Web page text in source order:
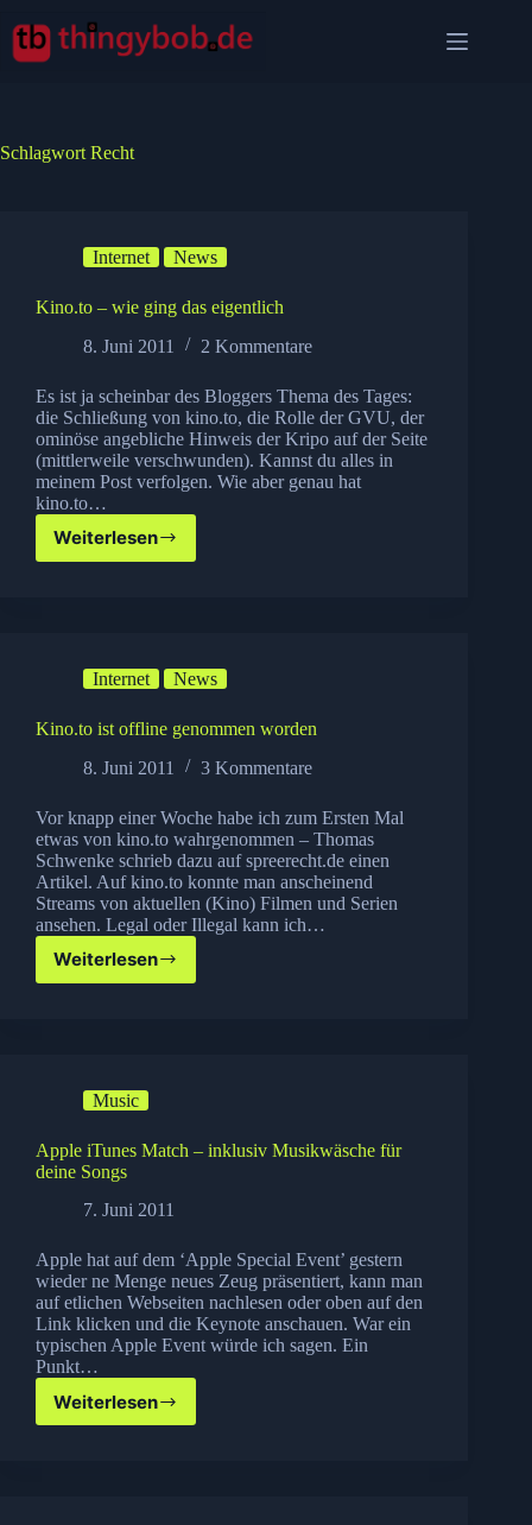
Inhalt
springen
Schlagwort Recht
Internet News
Kino.to – wie ging das eigentlich
8. Juni 2011
2 Kommentare
Es ist ja scheinbar des Bloggers Thema des Tages:
die Schließung von kino.to, die Rolle der GVU, der
ominöse angebliche Hinweis der Kripo auf der Seite
(mittlerweile verschwunden). Kannst du alles in
meinem Post verfolgen. Wie aber genau hat
kino.to…
Weiterlesen
Kino.to
Internet News
Kino.to ist offline genommen worden
8. Juni 2011
3 Kommentare
Vor knapp einer Woche habe ich zum Ersten Mal
etwas von kino.to wahrgenommen – Thomas
Schwenke schrieb dazu auf spreerecht.de einen
Artikel. Auf kino.to konnte man anscheinend
Streams von aktuellen (Kino) Filmen und Serien
ansehen. Legal oder Illegal kann ich…
Weiterlesen
Kino.to
ist
Music
Apple iTunes Match – inklusiv Musikwäsche für
deine Songs
7. Juni 2011
Apple hat auf dem ‘Apple Special Event’ gestern
wieder ne Menge neues Zeug präsentiert, kann man
auf etlichen Webseiten nachlesen oder oben auf den
Link klicken und die Keynote anschauen. War ein
typischen Apple Event würde ich sagen. Ein
Punkt…
Weiterlesen
Apple